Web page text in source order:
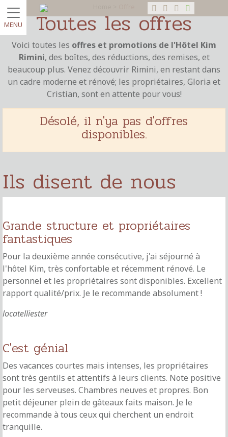
MENU Toutes les offres
Voici toutes les offres et promotions de l'Hôtel Kim
Rimini, des boîtes, des réductions, des remises, et
beaucoup plus. Venez découvrir Rimini, en restant dans
un cadre moderne et rénové; les propriétaires, Gloria et
Cristian, sont en attente pour vous!
Désolé, il n'ya pas d'offres
disponibles.
Ils disent de nous
Grande structure et propriétaires
fantastiques
Pour la deuxième année consécutive, j'ai séjourné à
l'hôtel Kim, très confortable et récemment rénové. Le
personnel et les propriétaires sont disponibles. Excellent
rapport qualité/prix. Je le recommande absolument !
locatelliester
C'est génial
Des vacances courtes mais intenses, les propriétaires
sont très gentils et attentifs à leurs clients. Note positive
pour les serveuses. Chambres neuves et propres. Bon
petit déjeuner plein de gâteaux faits maison. Je le
recommande à tous ceux qui cherchent un endroit
tranquille.